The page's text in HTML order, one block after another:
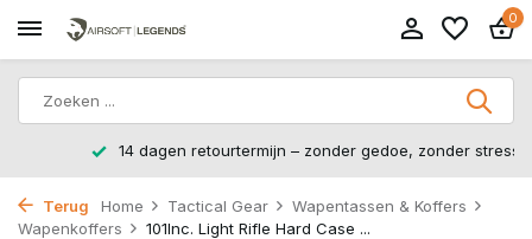
0
14 dagen retourtermijn – zonder gedoe, zonder stress.
Terug Home Tactical Gear
Wapentassen & Koffers
Wapenkoffers
101Inc. Light Rifle Hard Case ...